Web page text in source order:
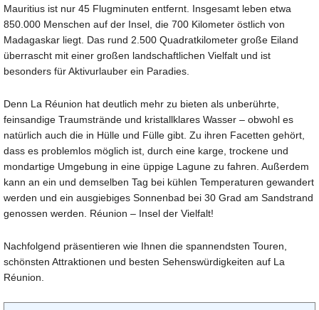
Mauritius ist nur 45 Flugminuten entfernt. Insgesamt leben etwa
850.000 Menschen auf der Insel, die 700 Kilometer östlich von
Madagaskar liegt. Das rund 2.500 Quadratkilometer große Eiland
überrascht mit einer großen landschaftlichen Vielfalt und ist
besonders für Aktivurlauber ein Paradies.
Denn La Réunion hat deutlich mehr zu bieten als unberührte,
feinsandige Traumstrände und kristallklares Wasser – obwohl es
natürlich auch die in Hülle und Fülle gibt. Zu ihren Facetten gehört,
dass es problemlos möglich ist, durch eine karge, trockene und
mondartige Umgebung in eine üppige Lagune zu fahren. Außerdem
kann an ein und demselben Tag bei kühlen Temperaturen gewandert
werden und ein ausgiebiges Sonnenbad bei 30 Grad am Sandstrand
genossen werden. Réunion – Insel der Vielfalt!
Nachfolgend präsentieren wie Ihnen die spannendsten Touren,
schönsten Attraktionen und besten Sehenswürdigkeiten auf La
Réunion.